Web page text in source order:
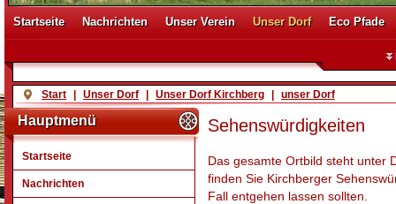
Startseite Nachrichten Unser Verein Unser Dorf Eco Pfade
Start Unser Dorf Unser Dorf Kirchberg unser Dorf
Hauptmenü
Startseite
Nachrichten
Sehenswürdigkeiten
Das gesamte Ortbild steht unter
finden Sie Kirchberger
Fall entgehen lassen sollten.